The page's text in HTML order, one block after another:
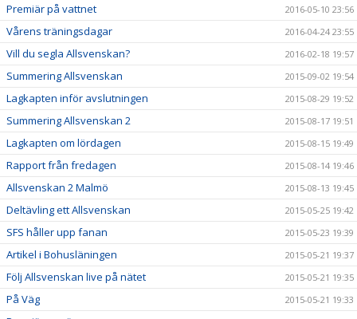
Premiär på vattnet 2016-05-10 23:56
Vårens träningsdagar 2016-04-24 23:55
Vill du segla Allsvenskan? 2016-02-18 19:57
Summering Allsvenskan 2015-09-02 19:54
Lagkapten inför avslutningen 2015-08-29 19:52
Summering Allsvenskan 2 2015-08-17 19:51
Lagkapten om lördagen 2015-08-15 19:49
Rapport från fredagen 2015-08-14 19:46
Allsvenskan 2 Malmö 2015-08-13 19:45
Deltävling ett Allsvenskan 2015-05-25 19:42
SFS håller upp fanan 2015-05-23 19:39
Artikel i Bohusläningen 2015-05-21 19:37
Följ Allsvenskan live på nätet 2015-05-21 19:35
På Väg 2015-05-21 19:33